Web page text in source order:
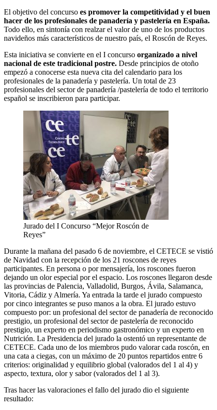
El objetivo del concurso es promover la competitividad y el buen
hacer de los profesionales de panadería y pastelería en España.
Todo ello, en sintonía con realzar el valor de uno de los productos
navideños más característicos de nuestro país, el Roscón de Reyes.
Esta iniciativa se convierte en el I concurso organizado a nivel
nacional de este tradicional postre. Desde principios de otoño
empezó a conocerse esta nueva cita del calendario para los
profesionales de la panadería y pastelería. Un total de 23
profesionales del sector de panadería /pastelería de todo el territorio
español se inscribieron para participar.
Jurado del I Concurso “Mejor Roscón de
Reyes”
Durante la mañana del pasado 6 de noviembre, el CETECE se vistió
de Navidad con la recepción de los 21 roscones de reyes
participantes. En persona o por mensajería, los roscones fueron
dejando un olor especial por el espacio. Los roscones llegaron desde
las provincias de Palencia, Valladolid, Burgos, Ávila, Salamanca,
Vitoria, Cádiz y Almería. Ya entrada la tarde el jurado compuesto
por cinco integrantes se puso manos a la obra. El jurado estuvo
compuesto por: un profesional del sector de panadería de reconocido
prestigio, un profesional del sector de pastelería de reconocido
prestigio, un experto en periodismo gastronómico y un experto en
Nutrición. La Presidencia del jurado la ostentó un representante de
CETECE. Cada uno de los miembros pudo valorar cada roscón, en
una cata a ciegas, con un máximo de 20 puntos repartidos entre 6
criterios: originalidad y equilibrio global (valorados del 1 al 4) y
aspecto, textura, olor y sabor (valorados del 1 al 3).
Tras hacer las valoraciones el fallo del jurado dio el siguiente
resultado: